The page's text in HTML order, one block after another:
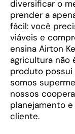
diversificar o
prender a
fácil: você
viáveis e
ensina Airton
agricultura não
produto possui
somos
nossos
planejamento
cliente.